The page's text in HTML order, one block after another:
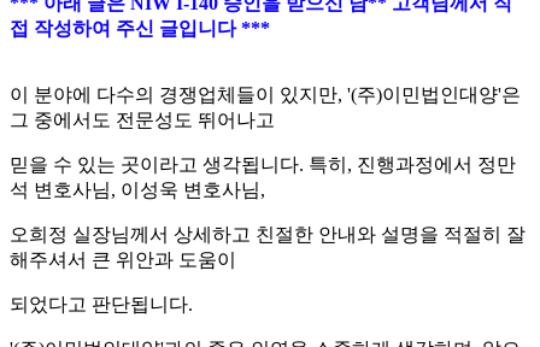
접 작성하여 주신 글입니다 ***
이 분야에 다수의 경쟁업체들이 있지만, '(주)이민법인대양'은
그 중에서도 전문성도 뛰어나고
믿을 수 있는 곳이라고 생각됩니다. 특히, 진행과정에서 정만
석 변호사님, 이성욱 변호사님,
오희정 실장님께서 상세하고 친절한 안내와 설명을 적절히 잘
해주셔서 큰 위안과 도움이
되었다고 판단됩니다.